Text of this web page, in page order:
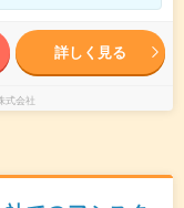
詳しく見る
式会社